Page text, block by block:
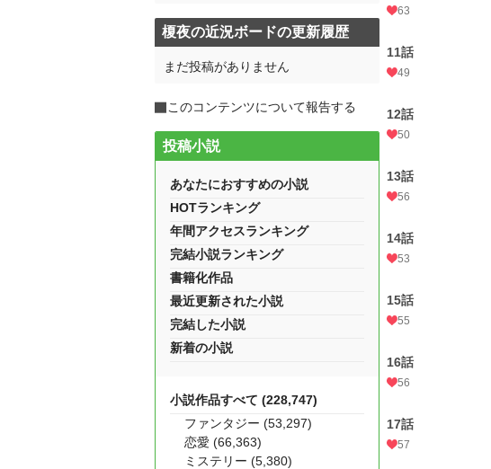
63
11話
49
12話
50
13話
56
14話
53
15話
55
16話
56
17話
57
榎夜の近況ボードの更新履歴
まだ投稿がありません
このコンテンツについて報告する
投稿小説
あなたにおすすめの小説
HOTランキング
年間アクセスランキング
完結小説ランキング
書籍化作品
最近更新された小説
完結した小説
新着の小説
小説作品すべて (228,747)
ファンタジー (53,297)
恋愛 (66,363)
ミステリー (5,380)